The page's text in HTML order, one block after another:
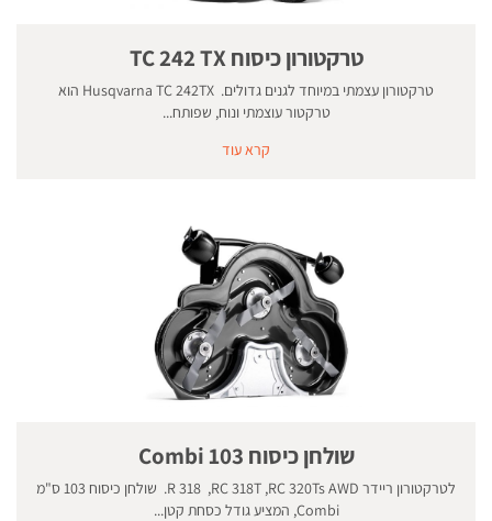
טרקטורון כיסוח TC 242 TX
טרקטורון עצמתי במיוחד לגנים גדולים. Husqvarna TC 242TX הוא
טרקטור עוצמתי ונוח, שפותח...
קרא עוד
שולחן כיסוח 103 Combi
לטרקטורון ריידר R 318 ,RC 318T ,RC 320Ts AWD. שולחן כיסוח 103 ס"מ
Combi, המציע גודל כסחת קטן...